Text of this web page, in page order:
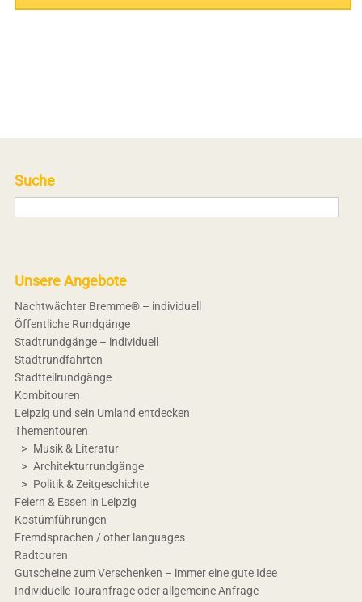
Suche
Unsere Angebote
Nachtwächter Bremme® – individuell
Öffentliche Rundgänge
Stadtrundgänge – individuell
Stadtrundfahrten
Stadtteilrundgänge
Kombitouren
Leipzig und sein Umland entdecken
Thementouren
Musik & Literatur
Architekturrundgänge
Politik & Zeitgeschichte
Feiern & Essen in Leipzig
Kostümführungen
Fremdsprachen / other languages
Radtouren
Gutscheine zum Verschenken – immer eine gute Idee
Individuelle Touranfrage oder allgemeine Anfrage